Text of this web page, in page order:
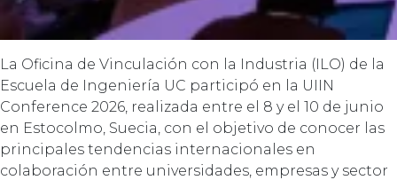
La Oficina de Vinculación con la Industria (ILO) de la
Escuela de Ingeniería UC participó en la UIIN
Conference 2026, realizada entre el 8 y el 10 de junio
en Estocolmo, Suecia, con el objetivo de conocer las
principales tendencias internacionales en
colaboración entre universidades, empresas y sector